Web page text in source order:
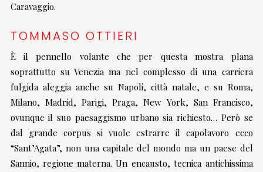
Caravaggio.
TOMMASO OTTIERI
È il pennello volante che per questa mostra plana
soprattutto su Venezia ma nel complesso di una carriera
fulgida aleggia anche su Napoli, città natale, e su Roma,
Milano, Madrid, Parigi, Praga, New York, San Francisco,
ovunque il suo paesaggismo urbano sia richiesto… Però se
dal grande corpus si vuole estrarre il capolavoro ecco
“Sant’Agata”, non una capitale del mondo ma un paese del
Sannio, regione materna. Un encausto, tecnica antichissima